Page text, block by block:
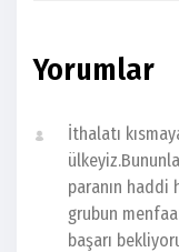
Yorumlar
İthalatı
paranın haddi
grubun
başarı